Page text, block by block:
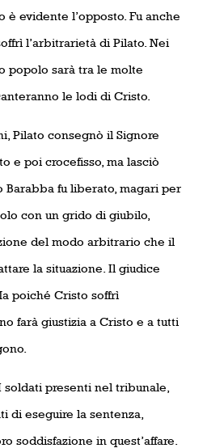
è evidente l’opposto. Fu anche
l’arbitrarietà di Pilato. Nei
popolo sarà tra le molte
le lodi di Cristo.
Pilato consegnò il Signore
e poi crocefisso, ma lasciò
Barabba fu liberato, magari per
con un grido di giubilo,
del modo arbitrario che il
la situazione. Il giudice
poiché Cristo soffrì
farà giustizia a Cristo e a tutti
soldati presenti nel tribunale,
di eseguire la sentenza,
soddisfazione in quest’affare.